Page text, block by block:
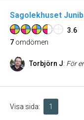
Sagolekhuset
3.6
7 omdömen
Torbjörn J: För en vuxen är väl
Visa sida: 1